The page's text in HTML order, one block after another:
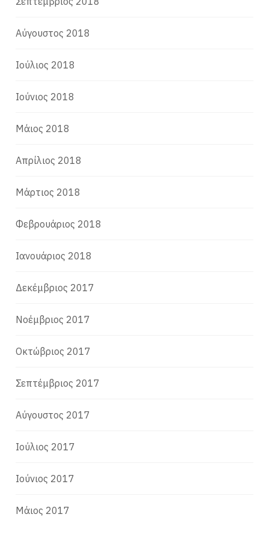
Αύγουστος 2018
Ιούλιος 2018
Ιούνιος 2018
Μάιος 2018
Απρίλιος 2018
Μάρτιος 2018
Φεβρουάριος 2018
Ιανουάριος 2018
Δεκέμβριος 2017
Νοέμβριος 2017
Οκτώβριος 2017
Σεπτέμβριος 2017
Αύγουστος 2017
Ιούλιος 2017
Ιούνιος 2017
Μάιος 2017